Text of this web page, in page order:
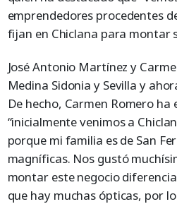
emprendedores procedentes
fijan en Chiclana para montar
José Antonio Martínez y
Medina Sidonia y Sevilla y
De hecho, Carmen Romero ha
“inicialmente venimos a
porque mi familia es de San
magníficas. Nos gustó
montar este negocio
que hay muchas ópticas, por